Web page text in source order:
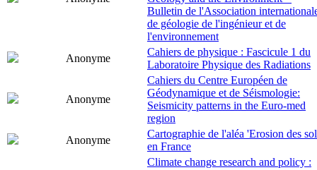
Bulletin de l'Association
de géologie de l'ingénieur et de
l'environnement
Anonyme
Cahiers de physique : Fascicule 1 du
Laboratoire Physique des Radiations
Anonyme
Cahiers du Centre Européen de
Géodynamique et de Séismologie:
Seismicity patterns in the Euro-med
region
Anonyme
Cartographie de l'aléa 'Erosion des
en France
Climate change research and policy :